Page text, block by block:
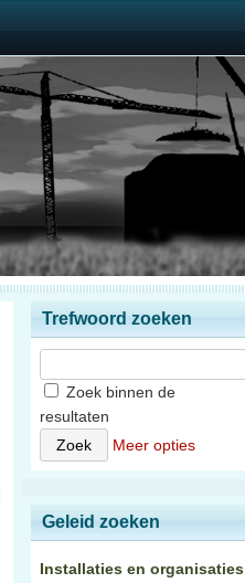
Trefwoord zoeken
Zoek binnen de
resultaten
Meer opties
Geleid zoeken
Installaties en organisaties